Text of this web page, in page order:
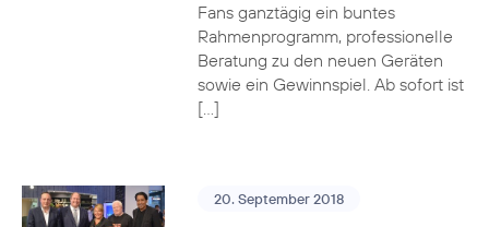
Fans ganztägig ein buntes
Rahmenprogramm, professionelle
Beratung zu den neuen Geräten
sowie ein Gewinnspiel. Ab sofort ist
[…]
20. September 2018